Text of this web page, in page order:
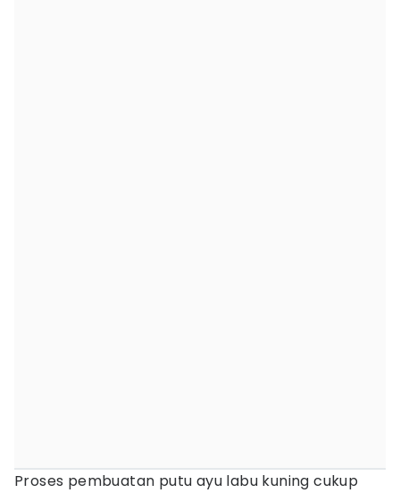
Proses pembuatan putu ayu labu kuning cukup